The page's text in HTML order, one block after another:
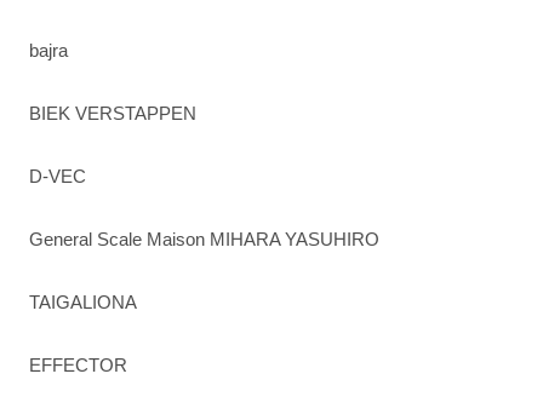
bajra
BIEK VERSTAPPEN
D-VEC
General Scale Maison MIHARA YASUHIRO
TAIGALIONA
EFFECTOR